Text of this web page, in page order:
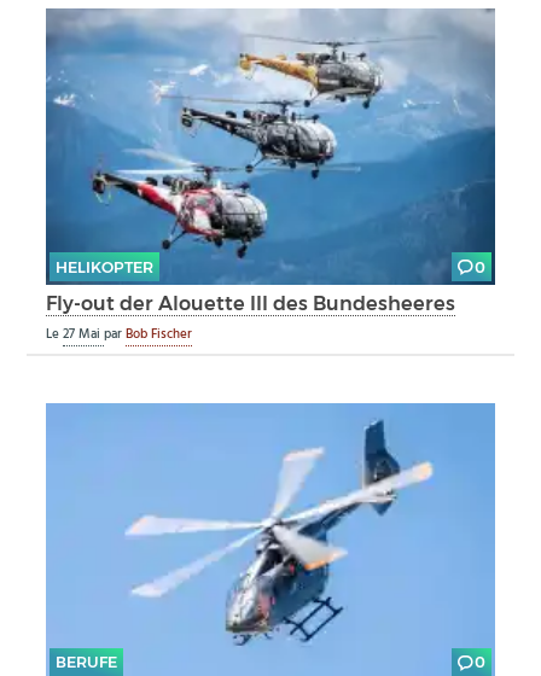
HELIKOPTER 0
Fly-out der Alouette III des Bundesheeres
Le27 MaiparBob Fischer
BERUFE 0